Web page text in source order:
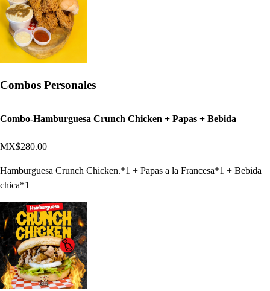
Combos Personales
Combo-Hamburguesa Crunch Chicken + Papas + Bebida
MX$280.00
Hamburguesa Crunch Chicken.*1 + Papas a la Francesa*1 + Bebida
chica*1